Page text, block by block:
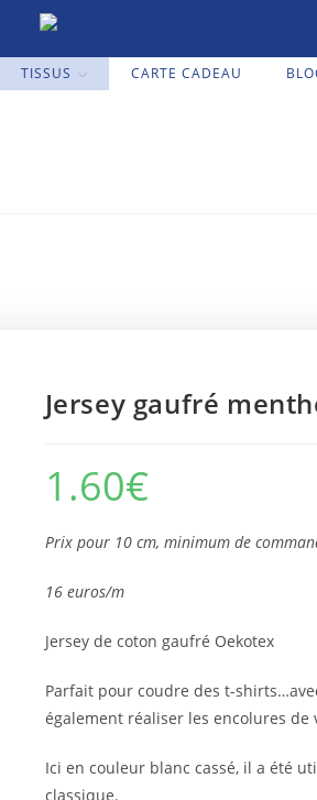
TISSUS CARTE CADEAU
Jersey gaufré
1.60€
Prix pour 10 cm, minimum de
16 euros/m
Jersey de coton gaufré Oekotex
Parfait pour coudre des t-
également réaliser les encolures de
Ici en couleur blanc cassé, il a été
classique.